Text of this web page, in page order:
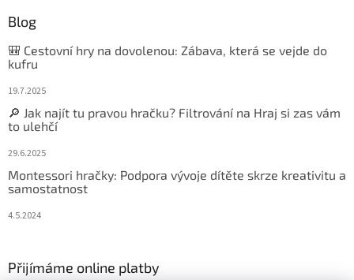
Blog
🎒 Cestovní hry na dovolenou: Zábava, která se vejde do
kufru
19.7.2025
🔎 Jak najít tu pravou hračku? Filtrování na Hraj si zas vám
to ulehčí
29.6.2025
Montessori hračky: Podpora vývoje dítěte skrze kreativitu a
samostatnost
4.5.2024
Přijímáme online platby